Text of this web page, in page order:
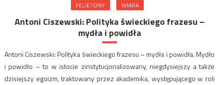
FELIETONY WIARA
Antoni Ciszewski: Polityka świeckiego frazesu –
mydła i powidła
Antoni Ciszewski: Polityka świeckiego frazesu – mydła i powidła. Mydło
i powidło – to w istocie zinstytucjonalizowany, niegdysiejszy a także
dzisiejszy egoizm, traktowany przez akademika, występującego w roli